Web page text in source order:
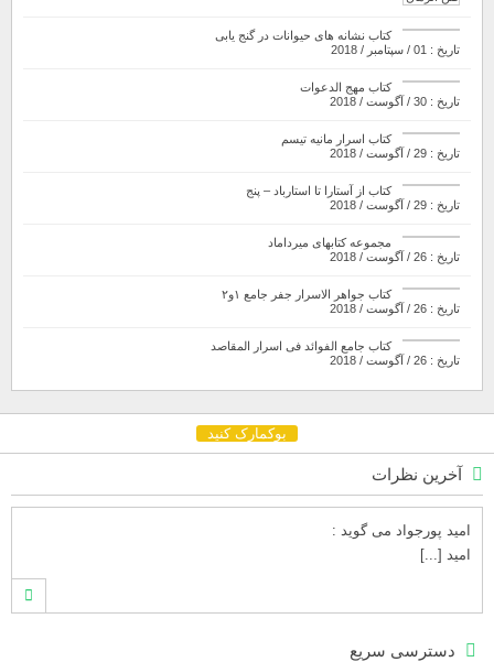
کتاب نشانه های حیوانات در گنج یابی
تاریخ : 01 / سپتامبر / 2018
کتاب مهج الدعوات
تاریخ : 30 / آگوست / 2018
کتاب اسرار مانیه تیسم
تاریخ : 29 / آگوست / 2018
کتاب از آستارا تا استارباد – پنج
تاریخ : 29 / آگوست / 2018
مجموعه کتابهای میرداماد
تاریخ : 26 / آگوست / 2018
کتاب جواهر الاسرار جفر جامع ۱و۲
تاریخ : 26 / آگوست / 2018
کتاب جامع الفوائد فی اسرار المقاصد
تاریخ : 26 / آگوست / 2018
بوکمارک کنید
آخرین نظرات
امید پورجواد می گوید :
امید [...]
محمدشهنوازی می گوید :
دسترسی سریع